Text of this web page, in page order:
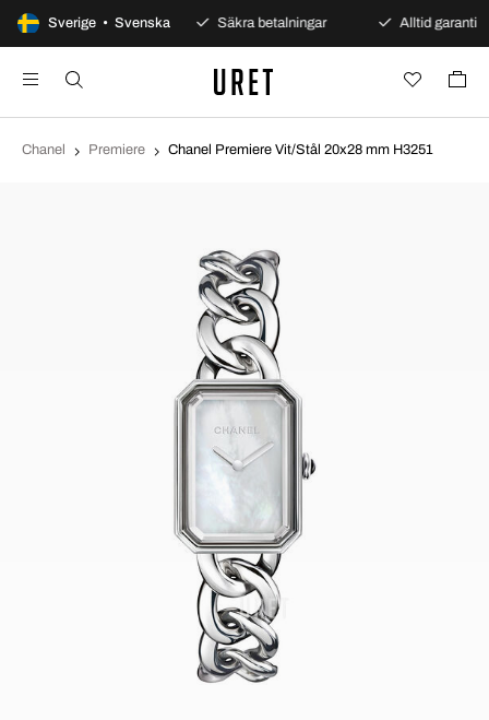
Sverige • Svenska
100 dagars öppet köp Säkra betalningar Alltid garanti
Chanel Premiere Chanel Premiere Vit/Stål 20x28 mm H3251